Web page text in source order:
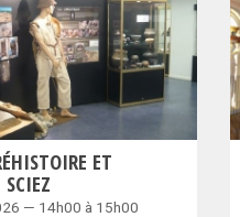
ET
SCIEZ
— 14h00 à 15h00